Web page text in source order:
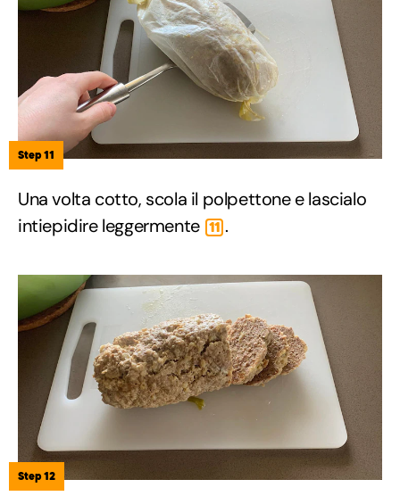
Step 11
Una volta cotto, scola il polpettone e lascialo
intiepidire leggermente 11 .
Step 12